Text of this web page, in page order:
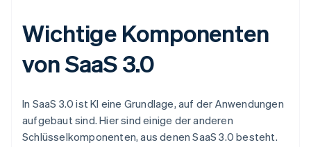
Wichtige Komponenten
von SaaS 3.0
In SaaS 3.0 ist KI eine Grundlage, auf der Anwendungen
aufgebaut sind. Hier sind einige der anderen
Schlüsselkomponenten, aus denen SaaS 3.0 besteht.